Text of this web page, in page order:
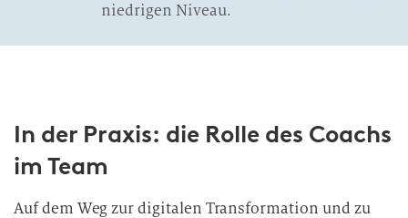
niedrigen Niveau.
In der Praxis: die Rolle des Coachs
im Team
Auf dem Weg zur digitalen Transformation und zu